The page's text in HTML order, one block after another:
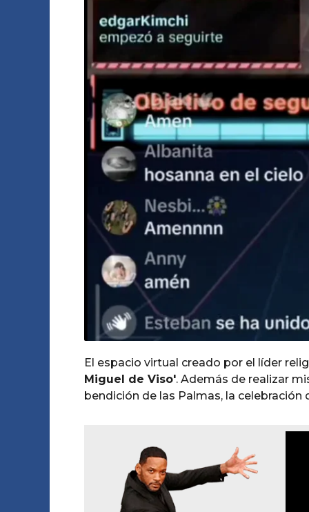
El espacio virtual creado por el líder
Miguel de Viso'. Además de realizar
bendición de las Palmas, la celebración